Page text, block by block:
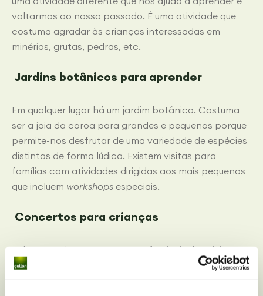
voltarmos ao nosso passado. É uma atividade que
costuma agradar às crianças interessadas em
minérios, grutas, pedras, etc.
Jardins botânicos para aprender
Em qualquer lugar há um jardim botânico. Costuma
ser a joia da coroa para grandes e pequenos porque
permite-nos desfrutar de uma variedade de espécies
distintas de forma lúdica. Existem visitas para
famílias com atividades dirigidas aos mais pequenos
que incluem workshops especiais.
Concertos para crianças
Sabe que existem concertos e festivais de música
durante todo o ano, mas a maioria não são
dedicados às crianças. Em determinados lugares,